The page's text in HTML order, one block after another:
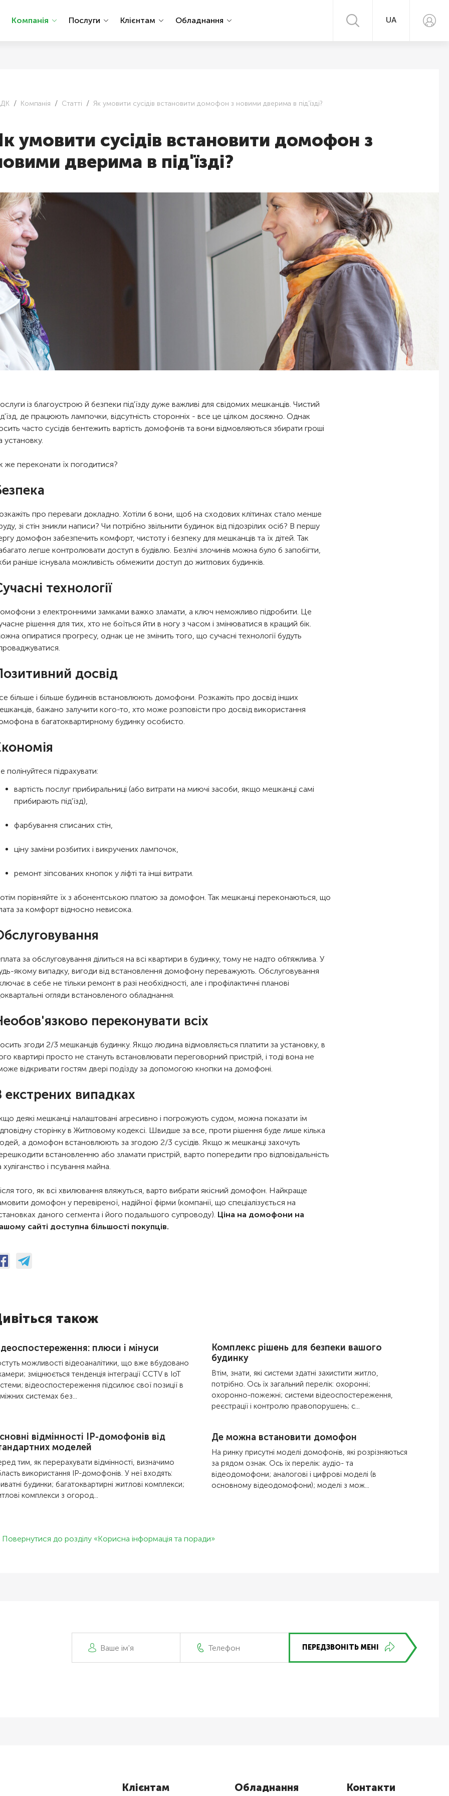
UA
Компанія Послуги Клієнтам Обладнання
Компанія Статті Як умовити сусідів встановити домофон з новими дверима в під'їзді?
умовити сусідів встановити домофон з
дверима в під'їзді?
із благоустрою й безпеки під'їзду дуже важливі для свідомих мешканців. Чистий
де працюють лампочки, відсутність сторонніх - все це цілком досяжно. Однак
часто сусідів бентежить вартість домофонів та вони відмовляються збирати гроші
установку.
же переконати їх погодитися?
про переваги докладно. Хотіли б вони, щоб на сходових клітинах стало менше
зі стін зникли написи? Чи потрібно звільнити будинок від підозрілих осіб? В першу
домофон забезпечить комфорт, чистоту і безпеку для мешканців та їх дітей. Так
легше контролювати доступ в будівлю. Безлічі злочинів можна було б запобігти,
раніше існувала можливість обмежити доступ до житлових будинків.
технології
з електронними замками важко зламати, а ключ неможливо підробити. Це
рішення для тих, хто не боїться йти в ногу з часом і змінюватися в кращий бік.
опиратися прогресу, однак це не змінить того, що сучасні технології будуть
досвід
більше і більше будинків встановлюють домофони. Розкажіть про досвід інших
бажано залучити кого-то, хто може розповісти про досвід використання
в багатоквартирному будинку особисто.
полінуйтеся підрахувати:
вартість послуг прибиральниці (або витрати на миючі засоби, якщо мешканці самі
прибирають під'їзд),
фарбування списаних стін,
ціну заміни розбитих і викручених лампочок,
ремонт зіпсованих кнопок у ліфті та інші витрати.
порівняйте їх з абонентською платою за домофон. Так мешканці переконаються, що
за комфорт відносно невисока.
за обслуговування ділиться на всі квартири в будинку, тому не надто обтяжлива. У
якому випадку, вигоди від встановлення домофону переважують. Обслуговування
в себе не тільки ремонт в разі необхідності, але і профілактичні планові
огляди встановленого обладнання.
переконувати всіх
згоди 2/3 мешканців будинку. Якщо людина відмовляється платити за установку, в
квартирі просто не стануть встановлювати переговорний пристрій, і тоді вона не
відкривати гостям двері подїзду за допомогою кнопки на домофоні.
екстрених випадках
деякі мешканці налаштовані агресивно і погрожують судом, можна показати їм
сторінку в Житловому кодексі. Швидше за все, проти рішення буде лише кілька
а домофон встановлюють за згодою 2/3 сусідів. Якщо ж мешканці захочуть
встановленню або зламати пристрій, варто попередити про відповідальність
хуліганство і псування майна.
того, як всі хвилювання вляжуться, варто вибрати якісний домофон. Найкраще
домофон у перевіреної, надійної фірми (компанії, що спеціалізується на
даного сегмента і його подальшого супроводу). Ціна на домофони на
сайті доступна більшості покупців.
також
плюси і мінуси
можливості відеоаналітики, що вже вбудовано
зміцнюється тенденція інтеграції CCTV в IoT
відеоспостереження підсилює свої позиції в
системах без...
Комплекс рішень для безпеки вашого
будинку
Втім, знати, які системи здатні захистити житло,
потрібно. Ось їх загальний перелік: охоронні;
охоронно-пожежні; системи відеоспостереження,
реєстрації і контролю правопорушень; с...
відмінності IP-домофонів від
моделей
тим, як перерахувати відмінності, визначимо
використання IP-домофонів. У неї входять:
будинки; багатоквартирні житлові комплекси;
комплекси з огород...
Де можна встановити домофон
На ринку присутні моделі домофонів, які розрізняються
за рядом ознак. Ось їх перелік: аудіо- та
відеодомофони; аналогові і цифрові моделі (в
основному відеодомофони); моделі з мож...
Повернутися до розділу «Корисна інформація та поради»
ПЕРЕДЗВОНІТЬ МЕНІ
Клієнтам Обладнання Контакти